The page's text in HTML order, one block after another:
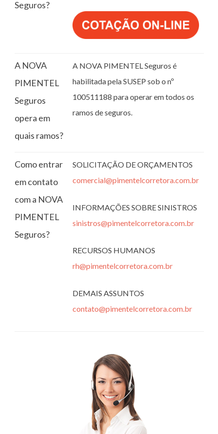
Seguros?
A NOVA
PIMENTEL
Seguros
opera em
quais ramos?
A NOVA PIMENTEL Seguros é
habilitada pela SUSEP sob o nº
100511188 para operar em todos os
ramos de seguros.
Como entrar
em contato
com a NOVA
PIMENTEL
Seguros?
SOLICITAÇÃO DE ORÇAMENTOS
comercial@pimentelcorretora.com.br
INFORMAÇÕES SOBRE SINISTROS
sinistros@pimentelcorretora.com.br
RECURSOS HUMANOS
rh@pimentelcorretora.com.br
DEMAIS ASSUNTOS
contato@pimentelcorretora.com.br